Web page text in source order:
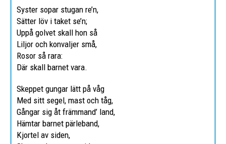
Syster sopar stugan re’n,
Sätter löv i taket se’n;
Uppå golvet skall hon så
Liljor och konvaljer små,
Rosor så rara:
Där skall barnet vara.
Skeppet gungar lätt på våg
Med sitt segel, mast och tåg,
Gångar sig åt främmand’ land,
Hämtar barnet pärleband,
Kjortel av siden,